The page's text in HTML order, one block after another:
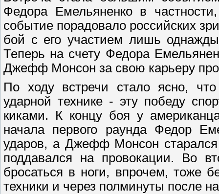
Федора Емельяненко в
событие порадовало российских
бой с его участием лишь
Теперь на счету Федора
Джефф Монсон за свою карьеру
По ходу встречи стало ясно,
ударной технике - эту победу
киками. К концу боя у
начала первого раунда Федор
ударов, а Джефф Монсон
поддавался на провокации. Во
бросаться в ноги, впрочем, тоже
техники и через полминуты после